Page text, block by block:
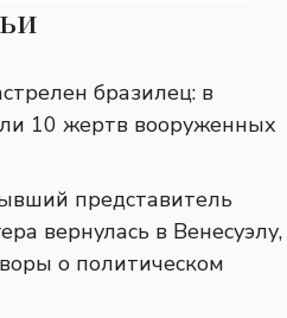
бразилец: в
10 жертв вооруженных
представитель
вернулась в Венесуэлу,
о политическом